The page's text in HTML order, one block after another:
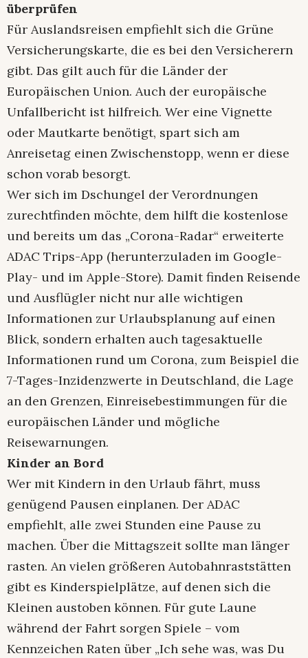
überprüfen
Für Auslandsreisen empfiehlt sich die Grüne
Versicherungskarte, die es bei den Versicherern
gibt. Das gilt auch für die Länder der
Europäischen Union. Auch der europäische
Unfallbericht ist hilfreich. Wer eine Vignette
oder Mautkarte benötigt, spart sich am
Anreisetag einen Zwischenstopp, wenn er diese
schon vorab besorgt.
Wer sich im Dschungel der Verordnungen
zurechtfinden möchte, dem hilft die kostenlose
und bereits um das „Corona-Radar“ erweiterte
ADAC Trips-App (herunterzuladen im Google-
Play- und im Apple-Store). Damit finden Reisende
und Ausflügler nicht nur alle wichtigen
Informationen zur Urlaubsplanung auf einen
Blick, sondern erhalten auch tagesaktuelle
Informationen rund um Corona, zum Beispiel die
7-Tages-Inzidenzwerte in Deutschland, die Lage
an den Grenzen, Einreisebestimmungen für die
europäischen Länder und mögliche
Reisewarnungen.
Kinder an Bord
Wer mit Kindern in den Urlaub fährt, muss
genügend Pausen einplanen. Der ADAC
empfiehlt, alle zwei Stunden eine Pause zu
machen. Über die Mittagszeit sollte man länger
rasten. An vielen größeren Autobahnraststätten
gibt es Kinderspielplätze, auf denen sich die
Kleinen austoben können. Für gute Laune
während der Fahrt sorgen Spiele – vom
Kennzeichen Raten über „Ich sehe was, was Du